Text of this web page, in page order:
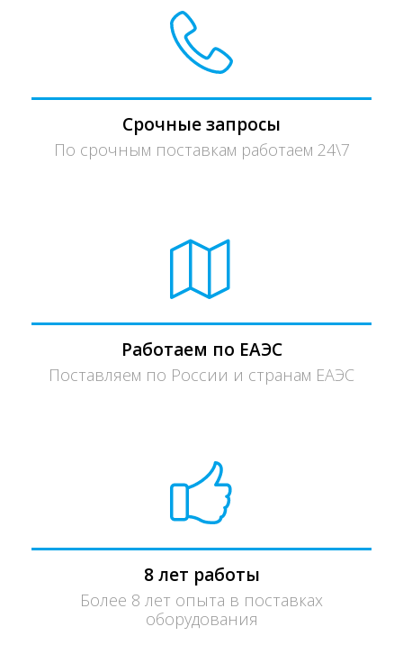
Срочные запросы
По срочным поставкам работаем 24\7
Работаем по ЕАЭС
Поставляем по России и странам ЕАЭС
8 лет работы
Более 8 лет опыта в поставках
оборудования